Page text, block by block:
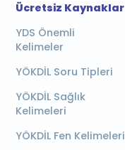
Ücretsiz Kaynaklar
YDS Önemli
Kelimeler
YÖKDİL Soru Tipleri
YÖKDİL Sağlık
Kelimeleri
YÖKDİL Fen Kelimeleri